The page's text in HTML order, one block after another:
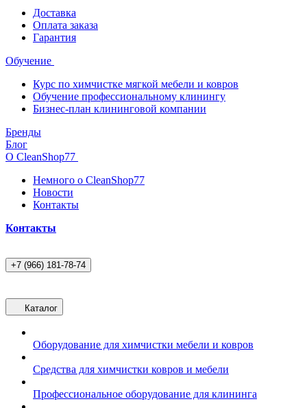
Доставка
Оплата заказа
Гарантия
Обучение
Курс по химчистке мягкой мебели и ковров
Обучение профессиональному клинингу
Бизнес-план клининговой компании
Бренды
Блог
О CleanShop77
Немного о CleanShop77
Новости
Контакты
Контакты
+7 (966) 181-78-74
Каталог
Оборудование для химчистки мебели и ковров
Средства для химчистки ковров и мебели
Профессиональное оборудование для клининга